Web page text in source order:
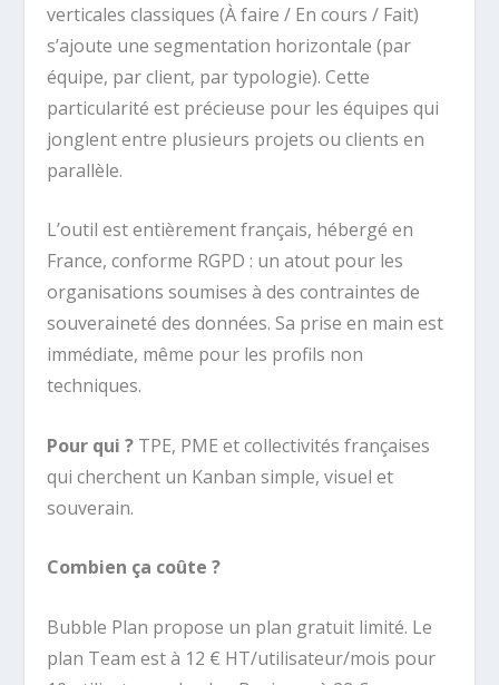
verticales classiques (À faire / En cours / Fait)
s’ajoute une segmentation horizontale (par
équipe, par client, par typologie). Cette
particularité est précieuse pour les équipes qui
jonglent entre plusieurs projets ou clients en
parallèle.
L’outil est entièrement français, hébergé en
France, conforme RGPD : un atout pour les
organisations soumises à des contraintes de
souveraineté des données. Sa prise en main est
immédiate, même pour les profils non
techniques.
Pour qui ? TPE, PME et collectivités françaises
qui cherchent un Kanban simple, visuel et
souverain.
Combien ça coûte ?
Bubble Plan propose un plan gratuit limité. Le
plan Team est à 12 € HT/utilisateur/mois pour